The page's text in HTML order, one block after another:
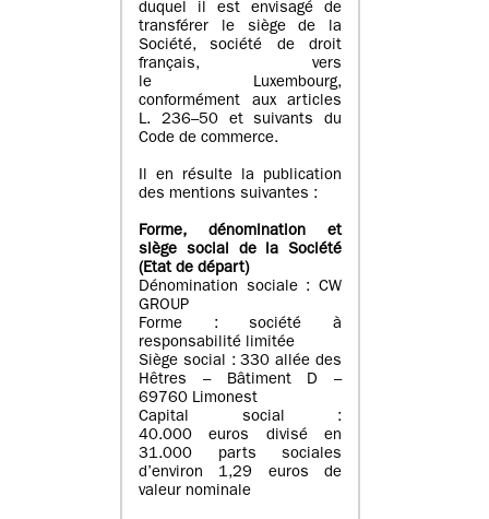
duquel il est envisagé de
transférer le siège de la
Société, société de droit
français, vers
le Luxembourg,
conformément aux articles
L. 236–50 et suivants du
Code de commerce.
Il en résulte la publication
des mentions suivantes :
Forme, dénomination et
siège social de la Société
(Etatde départ)
Dénomination sociale : CW
GROUP
Forme : société à
responsabilité limitée
Siège social : 330 allée des
Hêtres – Bâtiment D –
69760 Limonest
Capital social :
40.000 euros divisé en
31.000 parts sociales
d’environ 1,29 euros de
valeur nominale